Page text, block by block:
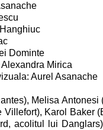
Dominte
Mirica
Aurel Asanache
Melisa
Villefort), Karol Baker
acolitul lui